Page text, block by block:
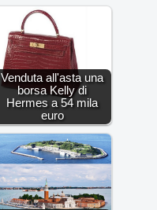
Venduta all'asta una
borsa Kelly di
Hermes a 54 mila
euro